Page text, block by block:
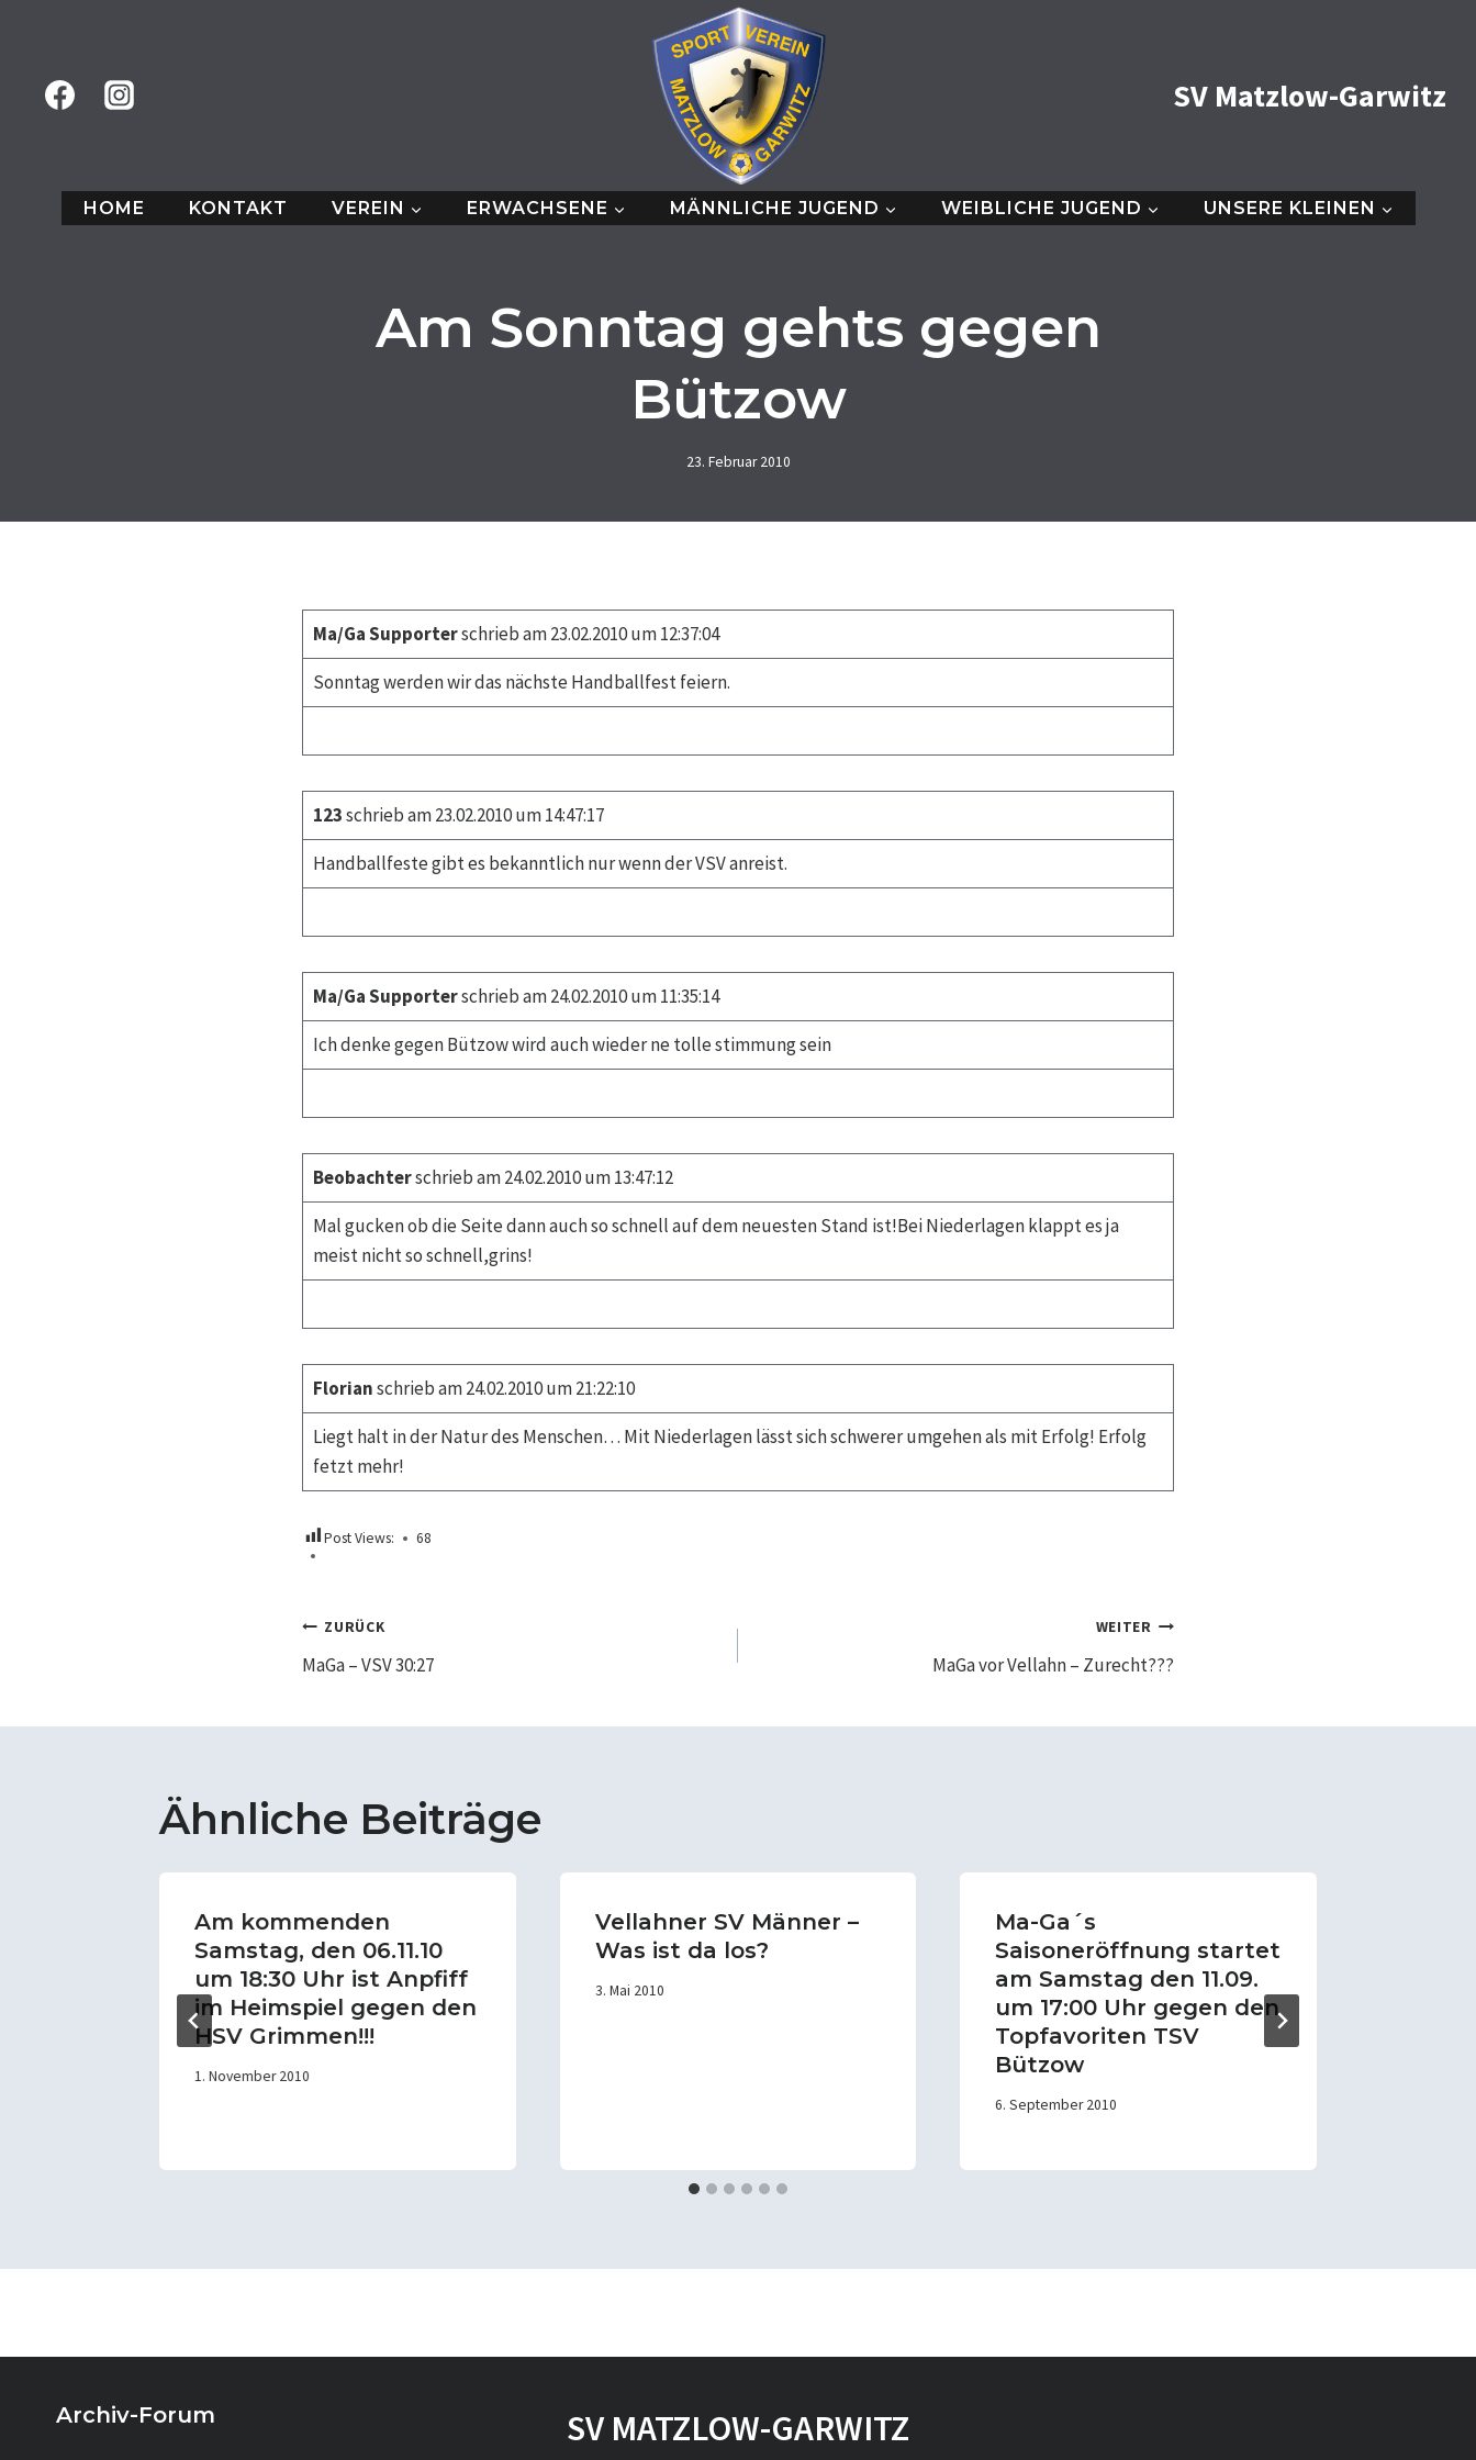
SV Matzlow-Garwitz
HOME KONTAKT VEREIN ERWACHSENE MÄNNLICHE JUGEND WEIBLICHE JUGEND UNSERE KLEINEN
Am Sonntag gehts gegen
Bützow
23. Februar 2010
Ma/Ga Supporterschrieb am 23.02.2010 um 12:37:04
Sonntag werden wir das nächste Handballfest feiern.
123schrieb am 23.02.2010 um 14:47:17
Handballfeste gibt es bekanntlich nur wenn der VSV anreist.
Ma/Ga Supporterschrieb am 24.02.2010 um 11:35:14
Ich denke gegen Bützow wird auch wieder ne tolle stimmung sein
Beobachterschrieb am 24.02.2010 um 13:47:12
Mal gucken ob die Seite dann auch so schnell auf dem neuesten Stand ist!Bei Niederlagen klappt es ja
meist nicht so schnell,grins!
Florianschrieb am 24.02.2010 um 21:22:10
Liegt halt in der Natur des Menschen… Mit Niederlagen lässt sich schwerer umgehen als mit Erfolg! Erfolg
fetzt mehr!
Post Views: 68
Beitragsnavigation
ZURÜCK
MaGa – VSV 30:27
WEITER
MaGa vor Vellahn – Zurecht???
Ähnliche Beiträge
Am kommenden
Samstag, den 06.11.10
um 18:30 Uhr ist Anpfiff
im Heimspiel gegen den
HSV Grimmen!!!
1. November 2010
Vellahner SV Männer –
Was ist da los?
3. Mai 2010
Ma-Ga´s
Saisoneröffnung startet
am Samstag den 11.09.
um 17:00 Uhr gegen den
Topfavoriten TSV
Bützow
6. September 2010
Archiv-Forum SV MATZLOW-GARWITZ